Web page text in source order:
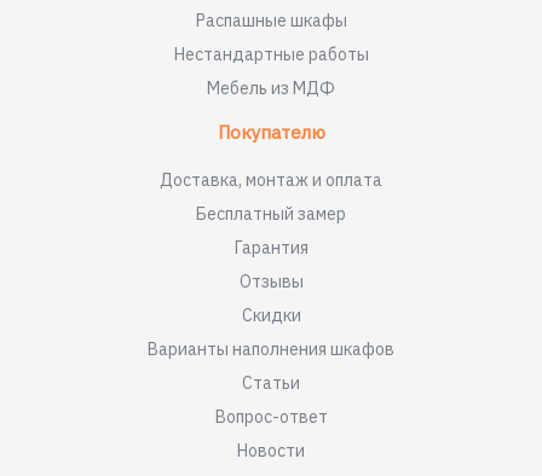
Распашные шкафы
Нестандартные работы
Мебель из МДФ
Покупателю
Доставка, монтаж и оплата
Бесплатный замер
Гарантия
Отзывы
Скидки
Варианты наполнения шкафов
Статьи
Вопрос-ответ
Новости